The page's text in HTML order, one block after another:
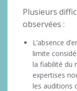
Plusieurs
observées :
L’absence
limite
la fiabilité du
expertises
les auditions